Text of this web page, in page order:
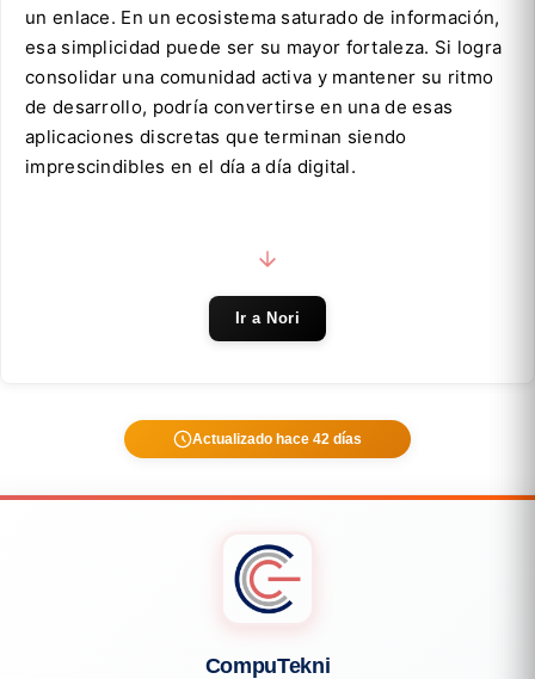
un enlace. En un ecosistema saturado de información,
esa simplicidad puede ser su mayor fortaleza. Si logra
consolidar una comunidad activa y mantener su ritmo
de desarrollo, podría convertirse en una de esas
aplicaciones discretas que terminan siendo
imprescindibles en el día a día digital.
Ir a Nori
Actualizado hace 42 días
CompuTekni